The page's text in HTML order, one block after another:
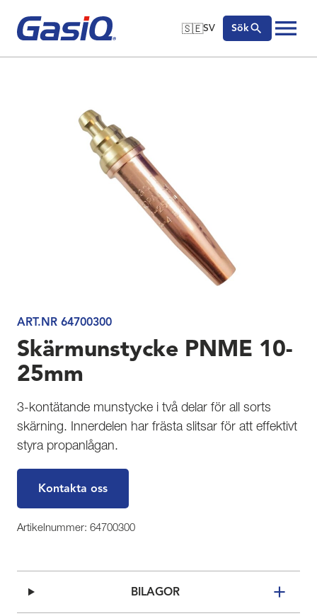
Hoppa till innehåll
🇸🇪SV
🇬🇧English
Sök
ART.NR 64700300
Skärmunstycke PNME 10-
25mm
3-kontätande munstycke i två delar för all sorts
skärning. Innerdelen har frästa slitsar för att effektivt
styra propanlågan.
Kontakta oss
Artikelnummer: 64700300
BILAGOR